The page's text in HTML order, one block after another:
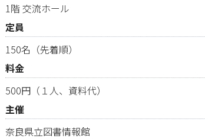
1階 交流ホール
定員
150名（先着順）
料金
500円（１人、資料代）
主催
奈良県立図書情報館